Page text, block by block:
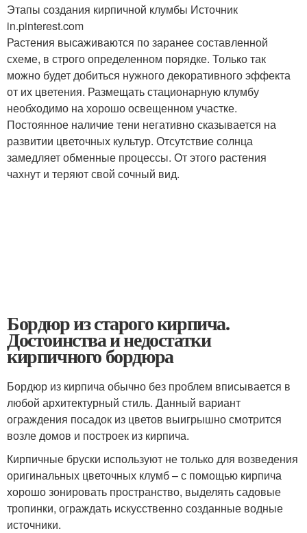
Этапы создания кирпичной клумбы Источник
in.pinterest.com
Растения высаживаются по заранее составленной
схеме, в строго определенном порядке. Только так
можно будет добиться нужного декоративного эффекта
от их цветения. Размещать стационарную клумбу
необходимо на хорошо освещенном участке.
Постоянное наличие тени негативно сказывается на
развитии цветочных культур. Отсутствие солнца
замедляет обменные процессы. От этого растения
чахнут и теряют свой сочный вид.
Бордюр из старого кирпича.
Достоинства и недостатки
кирпичного бордюра
Бордюр из кирпича обычно без проблем вписывается в
любой архитектурный стиль. Данный вариант
ограждения посадок из цветов выигрышно смотрится
возле домов и построек из кирпича.
Кирпичные бруски используют не только для возведения
оригинальных цветочных клумб – с помощью кирпича
хорошо зонировать пространство, выделять садовые
тропинки, ограждать искусственно созданные водные
источники.